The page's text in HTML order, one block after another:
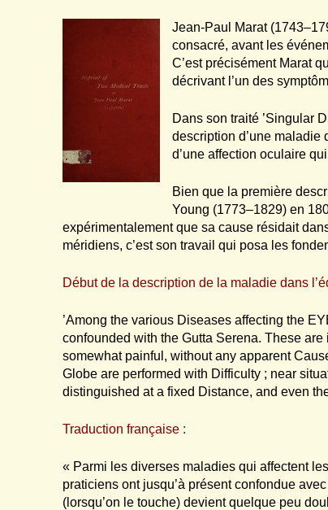
Jean-Paul Marat
consacré, avant les
C’est précisément Marat
décrivant l’un des
Dans son traité ’Singular
description d’une maladie
d’une affection oculaire
Bien que la première
Young (1773–1829) en
expérimentalement que sa cause résidait
méridiens, c’est son travail qui posa les
Début de la description de la maladie dans
’Among the various Diseases affecting the
confounded with the Gutta Serena. These
somewhat painful, without any apparent
Globe are performed with Difficulty ; near
distinguished at a fixed Distance, and even
Traduction française :
« Parmi les diverses maladies qui affectent
praticiens ont jusqu’à présent confondue
(lorsqu’on le touche) devient quelque peu